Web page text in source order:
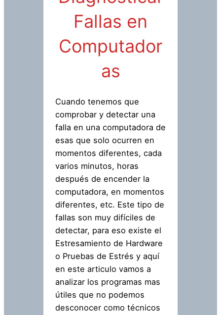
Fallas en
Computador
as
Cuando tenemos que
comprobar y detectar una
falla en una computadora de
esas que solo ocurren en
momentos diferentes, cada
varios minutos, horas
después de encender la
computadora, en momentos
diferentes, etc. Este tipo de
fallas son muy difíciles de
detectar, para eso existe el
Estresamiento de Hardware
o Pruebas de Estrés y aquí
en este articulo vamos a
analizar los programas mas
útiles que no podemos
desconocer como técnicos